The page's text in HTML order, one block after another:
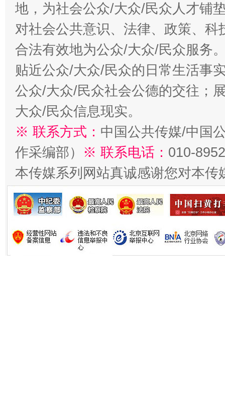
地，为社会公众/大众/民众人才铺
对社会公共意识、法律、政策、
合法有效地为公众/大众/民众服务
贴近公众/大众/民众的日常生活事
公众/大众/民众社会公德的交往；
大众/民众信息现实。
※ 联系方式： 中国公共传媒/中国
作采编部） ※ 联系电话： 010-
本传媒系列网站真诚感谢您对本